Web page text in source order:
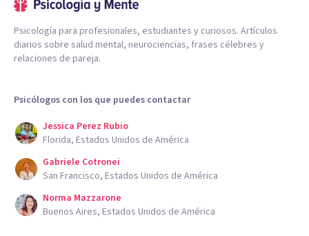
Psicología para profesionales, estudiantes y curiosos. Artículos
diarios sobre salud mental, neurociencias, frases célebres y
relaciones de pareja.
Psicólogos con los que puedes contactar
Jessica Perez Rubio
Florida, Estados Unidos de América
Gabriele Cotronei
San Francisco, Estados Unidos de América
Norma Mazzarone
Buenos Aires, Estados Unidos de América